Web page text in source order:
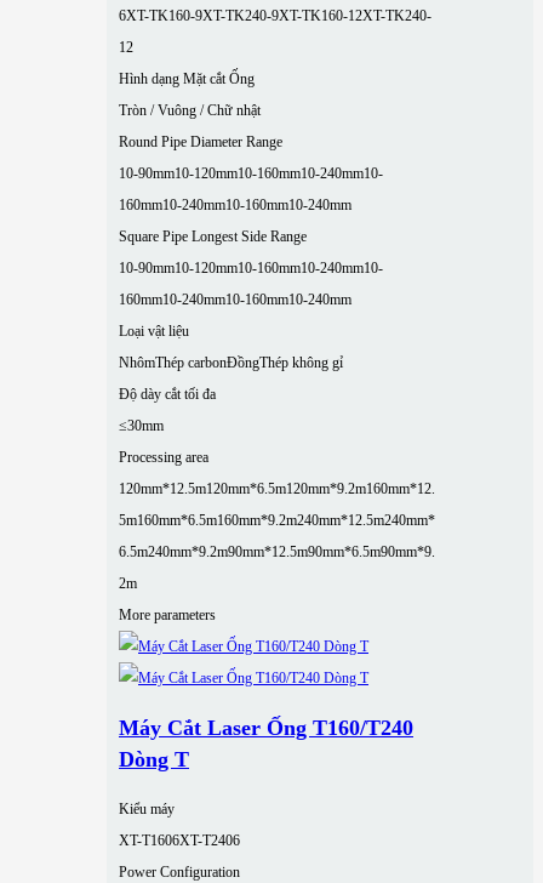
6XT-TK160-9XT-TK240-9XT-TK160-12XT-TK240-
12
Hình dạng Mặt cắt Ống
Tròn / Vuông / Chữ nhật
Round Pipe Diameter Range
10-90mm10-120mm10-160mm10-240mm10-
160mm10-240mm10-160mm10-240mm
Square Pipe Longest Side Range
10-90mm10-120mm10-160mm10-240mm10-
160mm10-240mm10-160mm10-240mm
Loại vật liệu
NhômThép carbonĐồngThép không gỉ
Độ dày cắt tối đa
≤30mm
Processing area
120mm*12.5m120mm*6.5m120mm*9.2m160mm*12.
5m160mm*6.5m160mm*9.2m240mm*12.5m240mm*
6.5m240mm*9.2m90mm*12.5m90mm*6.5m90mm*9.
2m
More parameters
Máy Cắt Laser Ống T160/T240
Dòng T
Kiểu máy
XT-T1606XT-T2406
Power Configuration